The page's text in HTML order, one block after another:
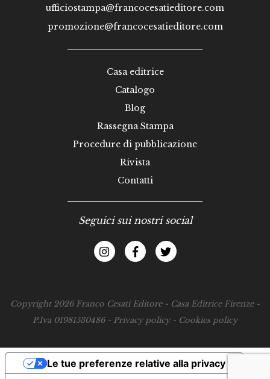
ufficiostampa@francocesatieditore.com
promozione@francocesatieditore.com
Casa editrice
Catalogo
Blog
Rassegna Stampa
Procedure di pubblicazione
Rivista
Contatti
Seguici sui nostri social
Copyright 2026 Franco Cesati Editore - Casa Editrice Firenze -
P.Iva 01981530486 - Privacy policy- Cookies policy
Le tue preferenze relative alla privacy